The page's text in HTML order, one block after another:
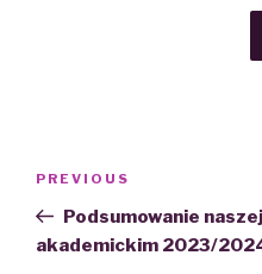
Previous
Post
PREVIOUS
Podsumowanie
akademickim 2023/